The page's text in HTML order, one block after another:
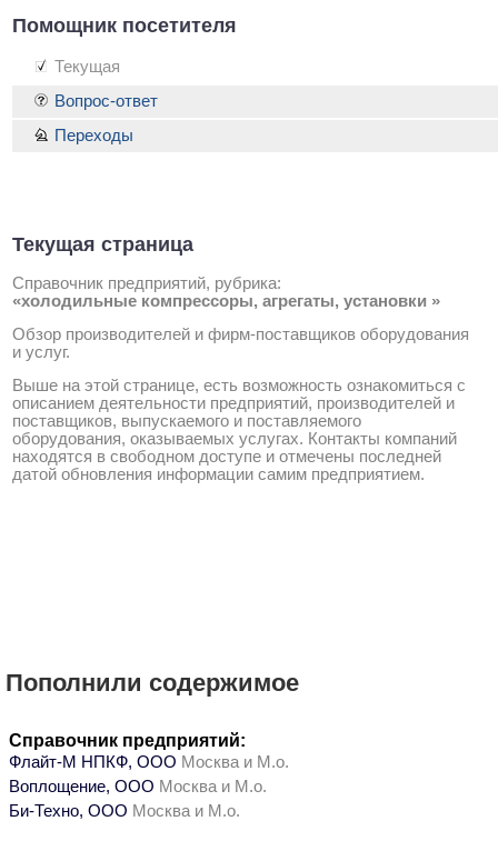
Помощник посетителя
Текущая
Текущая страница
Справочник предприятий, рубрика:
«холодильные компрессоры, агрегаты, установки »
Обзор производителей и фирм-поставщиков оборудования
и услуг.
Выше на этой странице, есть возможность ознакомиться с
описанием деятельности предприятий, производителей и
поставщиков, выпускаемого и поставляемого
оборудования, оказываемых услугах. Контакты компаний
находятся в свободном доступе и отмечены последней
датой обновления информации самим предприятием.
Вопрос-ответ
Переходы
Пополнили содержимое
Справочник предприятий:
Флайт-М НПКФ, ООО Москва и М.о.
Воплощение, ООО Москва и М.о.
Би-Техно, ООО Москва и М.о.